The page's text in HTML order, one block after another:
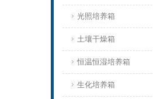
光照培养箱
土壤干燥箱
恒温恒湿培养箱
生化培养箱